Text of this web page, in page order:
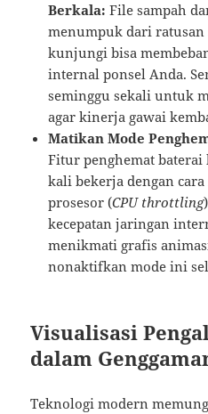
Berkala: File sampah
menumpuk dari
kunjungi bisa
internal ponsel Anda.
seminggu sekali untuk
agar kinerja gawai
Matikan Mode
Fitur penghemat baterai
kali bekerja dengan
prosesor (CPU throttling
kecepatan jaringan
menikmati grafis
nonaktifkan mode ini
Visualisasi
dalam
Teknologi modern